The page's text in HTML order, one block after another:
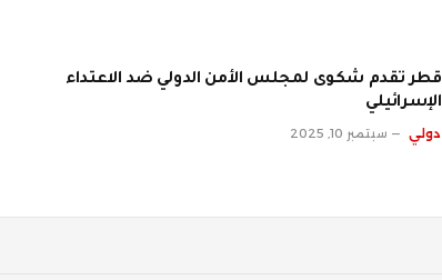
قطر تقدم شكوى لمجلس الأمن الدولي ضد الاعتداء
الإسرائيلي
دولي سبتمبر 10, 2025